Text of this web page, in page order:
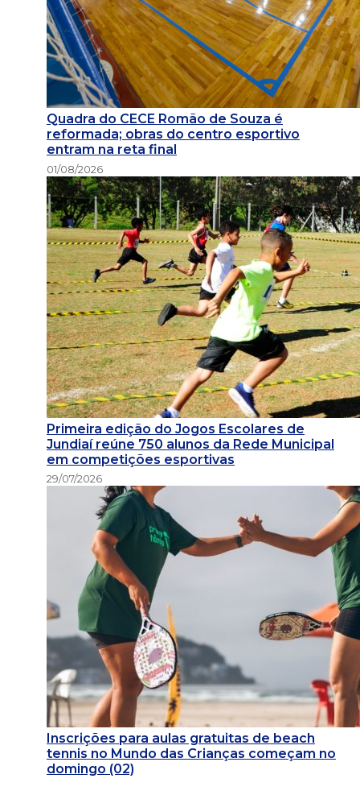
Quadra do CECE Romão de Souza é
reformada; obras do centro esportivo
entram na reta final
01/08/2026
Primeira edição do Jogos Escolares de
Jundiaí reúne 750 alunos da Rede Municipal
em competições esportivas
29/07/2026
Inscrições para aulas gratuitas de beach
tennis no Mundo das Crianças começam no
domingo (02)